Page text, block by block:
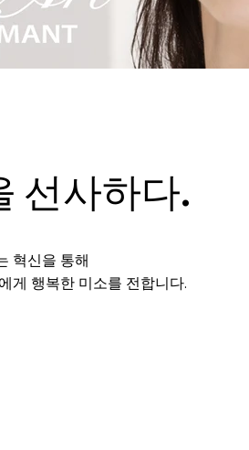
선사하다.
혁신을 통해
게 행복한 미소를 전합니다.